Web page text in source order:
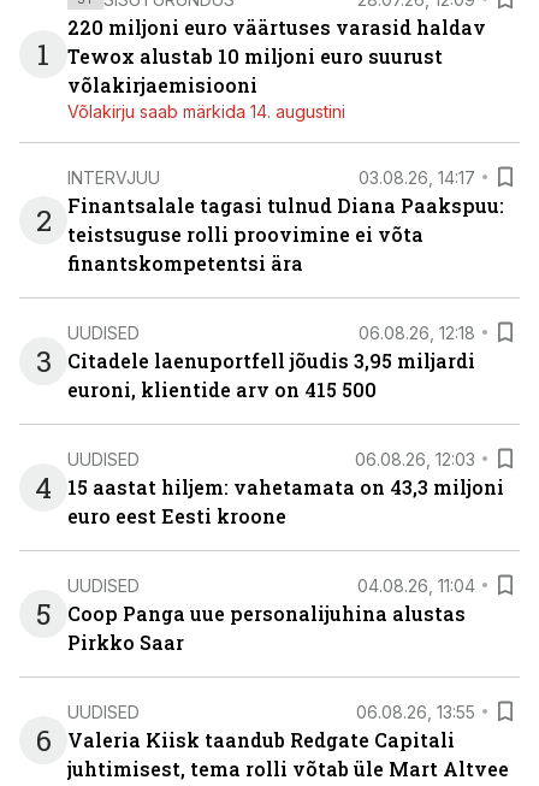
1
220 miljoni euro väärtuses varasid haldav
Tewox alustab 10 miljoni euro suurust
võlakirjaemisiooni
Võlakirju saab märkida 14. augustini
2
INTERVJUU 03.08.26, 14:17
Finantsalale tagasi tulnud Diana Paakspuu:
teistsuguse rolli proovimine ei võta
finantskompetentsi ära
3
UUDISED 06.08.26, 12:18
Citadele laenuportfell jõudis 3,95 miljardi
euroni, klientide arv on 415 500
4
UUDISED 06.08.26, 12:03
15 aastat hiljem: vahetamata on 43,3 miljoni
euro eest Eesti kroone
5
UUDISED 04.08.26, 11:04
Coop Panga uue personalijuhina alustas
Pirkko Saar
6
UUDISED 06.08.26, 13:55
Valeria Kiisk taandub Redgate Capitali
juhtimisest, tema rolli võtab üle Mart Altvee